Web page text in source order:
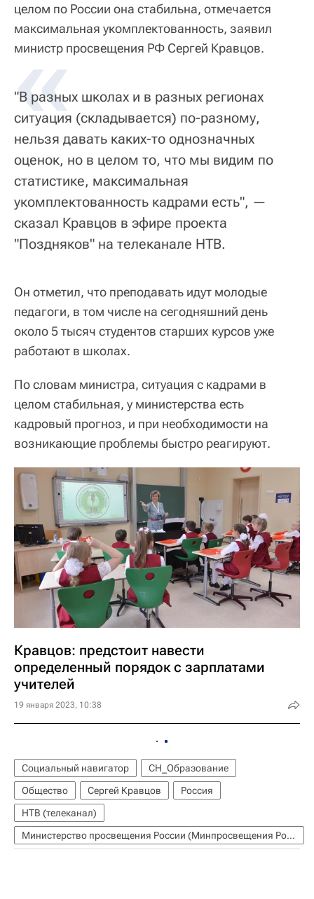
целом по России она стабильна, отмечается
максимальная укомплектованность, заявил
министр просвещения РФ Сергей Кравцов.
«
"В разных школах и в разных регионах
ситуация (складывается) по-разному,
нельзя давать каких-то однозначных
оценок, но в целом то, что мы видим по
статистике, максимальная
укомплектованность кадрами есть", —
сказал Кравцов в эфире проекта
"Поздняков" на телеканале НТВ.
Он отметил, что преподавать идут молодые
педагоги, в том числе на сегодняшний день
около 5 тысяч студентов старших курсов уже
работают в школах.
По словам министра, ситуация с кадрами в
целом стабильная, у министерства есть
кадровый прогноз, и при необходимости на
возникающие проблемы быстро реагируют.
Кравцов: предстоит навести
определенный порядок с зарплатами
учителей
19 января 2023, 10:38
Социальный навигатор
СН_Образование
Общество
Сергей Кравцов
Россия
НТВ (телеканал)
Министерство просвещения России (Минпросвещения России)